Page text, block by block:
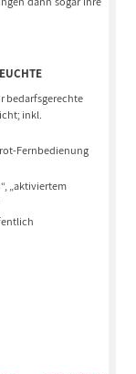
bedarfsgerechte
inkl.
Fernbedienung
„aktiviertem